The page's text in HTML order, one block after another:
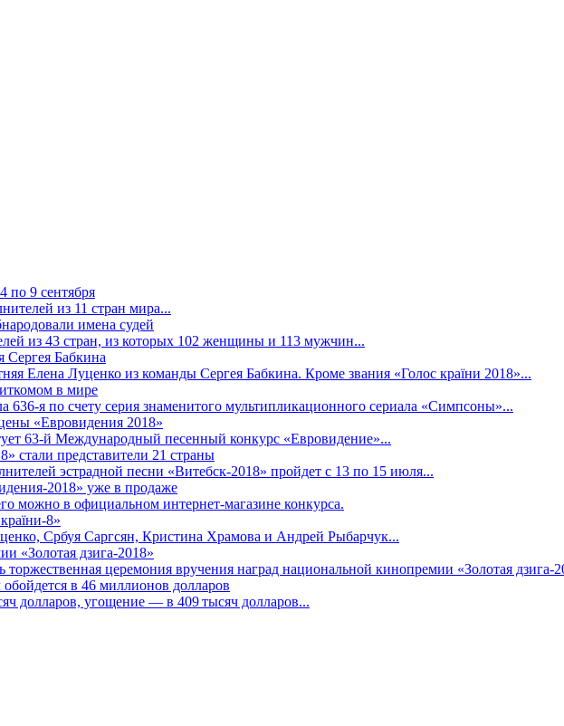
по 9 сентября
из 11 стран мира...
имена судей
из 43 стран, из которых 102 женщины и 113 мужчин...
Сергея Бабкина
Елена Луценко из команды Сергея Бабкина. Кроме звания «Голос країни 2018»...
в мире
я по счету серия знаменитого мультипликационного сериала «Симпсоны»...
«Евровидения 2018»
63-й Международный песенный конкурс «Евровидение»...
стали представители 21 страны
эстрадной песни «Витебск-2018» пройдет с 13 по 15 июля...
2018» уже в продаже
можно в официальном интернет-магазине конкурса.
8»
Србуя Саргсян, Кристина Храмова и Андрей Рыбарчук...
«Золотая дзига-2018»
торжественная церемония вручения наград национальной кинопремии «Золотая дзига-
в 46 миллионов долларов
долларов, угощение — в 409 тысяч долларов...